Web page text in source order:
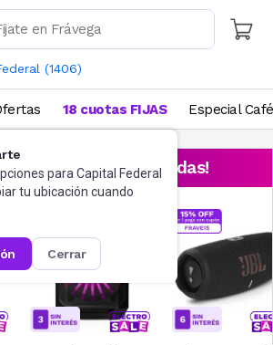
(1406)
para Capital Federal
tu ubicación cuando
cerrar
18 cuotas FIJAS Especial Café
las ofertas destacadas!